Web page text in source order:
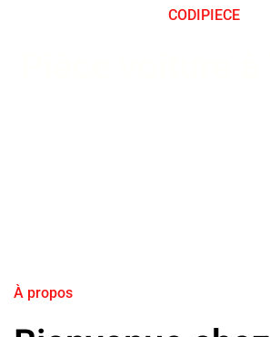
CODIPIECE
À propos